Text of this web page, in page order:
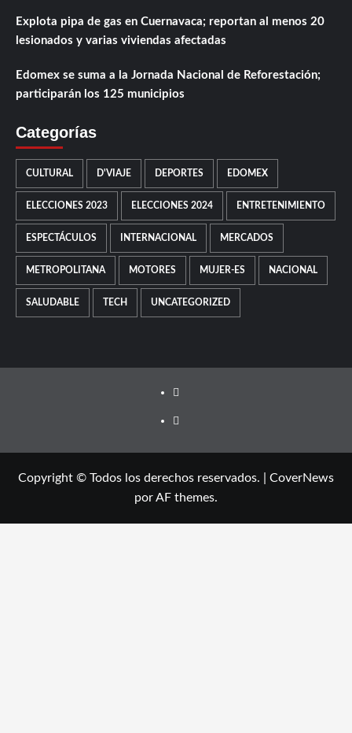
Explota pipa de gas en Cuernavaca; reportan al menos 20
lesionados y varias viviendas afectadas
Edomex se suma a la Jornada Nacional de Reforestación;
participarán los 125 municipios
Categorías
CULTURAL D'VIAJE DEPORTES EDOMEX
ELECCIONES 2023 ELECCIONES 2024 ENTRETENIMIENTO
ESPECTÁCULOS INTERNACIONAL MERCADOS
METROPOLITANA MOTORES MUJER-ES NACIONAL
SALUDABLE TECH UNCATEGORIZED
Copyright © Todos los derechos reservados.
CoverNews
por AF themes.